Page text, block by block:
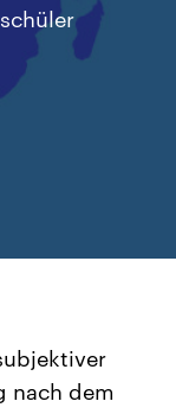
nach dem